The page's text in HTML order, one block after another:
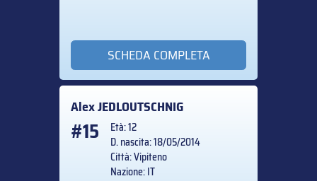
SCHEDA COMPLETA
AlexJEDLOUTSCHNIG
#15
Età: 12
D. nascita: 18/05/2014
Città: Vipiteno
Nazione: IT